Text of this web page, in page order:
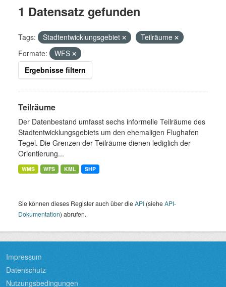
1 Datensatz gefunden
Tags: Stadtentwicklungsgebiet
Teilräume
Formate:
WFS
Ergebnisse filtern
Teilräume
Der Datenbestand umfasst sechs informelle Teilräume des
Stadtentwicklungsgebiets um den ehemaligen Flughafen
Tegel. Die Grenzen der Teilräume dienen lediglich der
Orientierung...
WMS WFS KML SHP
Sie können dieses Register auch über dieAPI (sieheAPI-
Dokumentation) abrufen.
Impressum
Datenschutz
Nutzungsbedingungen